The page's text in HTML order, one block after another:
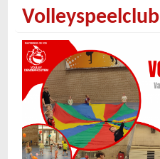
Volleyspeelclub